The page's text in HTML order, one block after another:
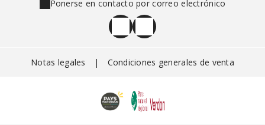
Ponerse en contacto por correo electrónico
Notas legales | Condiciones generales de venta